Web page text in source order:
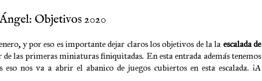
Objetivos 2020
y por eso es importante dejar claros los objetivos de la la escalada de
las primeras miniaturas finiquitadas. En esta entrada además tenemos
eso nos va a abrir el abanico de juegos cubiertos en esta escalada. ¡A